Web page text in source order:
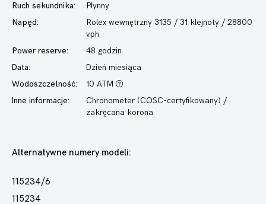
Ruch sekundnika:
Płynny
Napęd:
Rolex wewnętrzny 3135 / 31 klejnoty / 28800
vph
Power reserve:
48 godzin
Data:
Dzień miesiąca
Wodoszczelność:
10 ATM
Inne informacje:
Chronometer (COSC-certyfikowany) /
zakręcana korona
Alternatywne numery modeli:
115234/6
115234